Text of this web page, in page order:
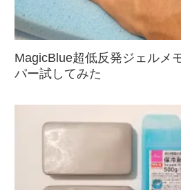
MagicBlue超低反発ジェルメ
パー試してみた